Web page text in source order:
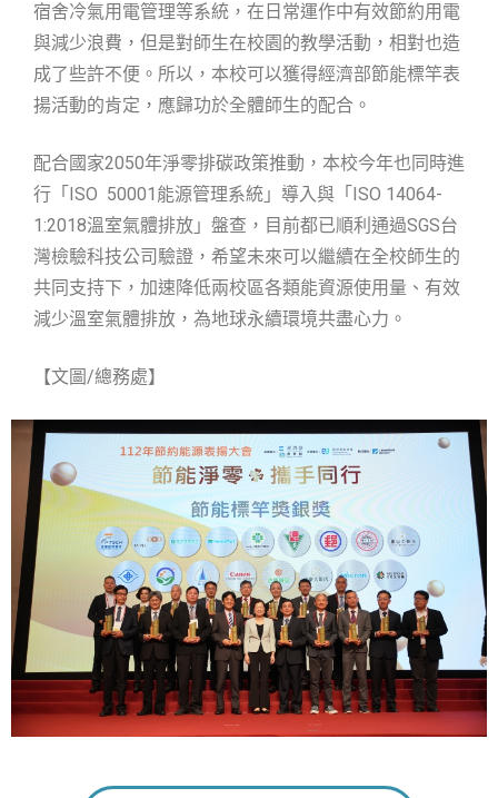
宿舍冷氣用電管理等系統，在日常運作中有效節約用電
與減少浪費，但是對師生在校園的教學活動，相對也造
成了些許不便。所以，本校可以獲得經濟部節能標竿表
揚活動的肯定，應歸功於全體師生的配合。
配合國家2050年淨零排碳政策推動，本校今年也同時進
行「ISO 50001能源管理系統」導入與「ISO 14064-
1:2018溫室氣體排放」盤查，目前都已順利通過SGS台
灣檢驗科技公司驗證，希望未來可以繼續在全校師生的
共同支持下，加速降低兩校區各類能資源使用量、有效
減少溫室氣體排放，為地球永續環境共盡心力。
【文圖/總務處】